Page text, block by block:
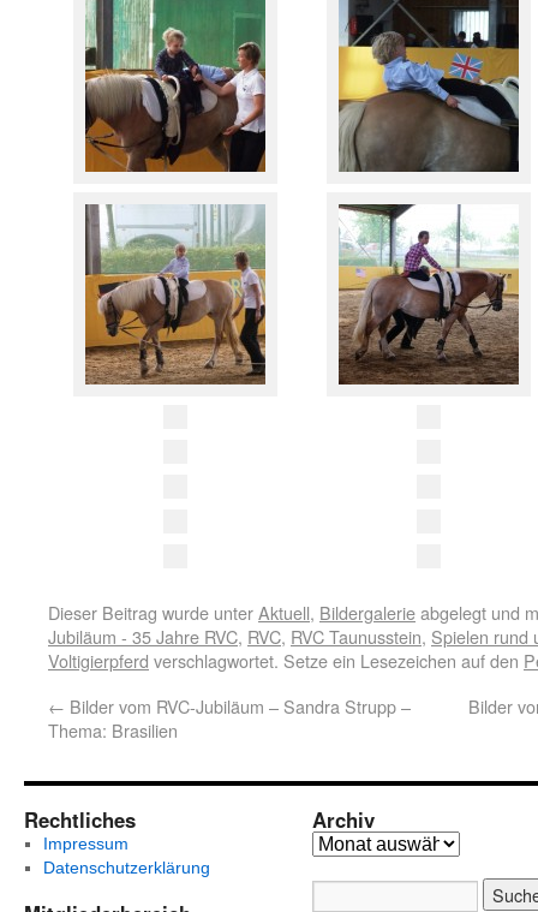
Dieser Beitrag wurde unterAktuell, Bildergalerieabgelegt und
Jubiläum - 35 Jahre RVC, RVC, RVC Taunusstein, Spielen rund
Voltigierpferd verschlagwortet. Setze ein Lesezeichen auf den
← Bilder vom RVC-Jubiläum – Sandra Strupp –
Thema: Brasilien
Bilder
Rechtliches
Impressum
Datenschutzerklärung
Archiv